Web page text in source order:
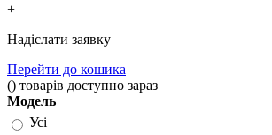
+
Надіслати заявку
Перейти до кошика
() товарів доступно зараз
Модель
Усі